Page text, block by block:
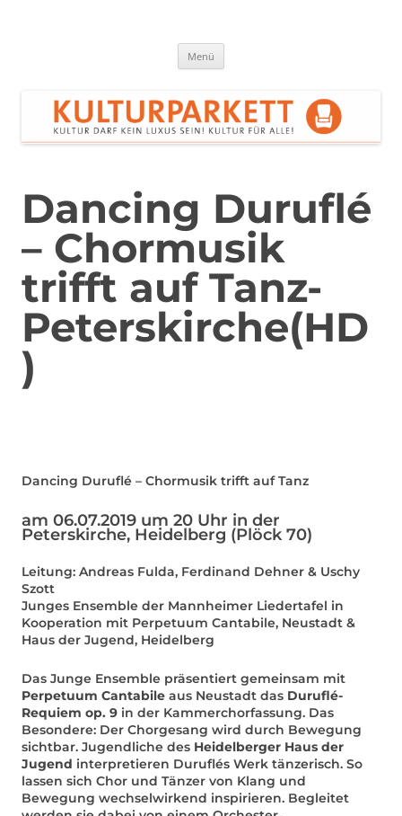
Menü
Dancing Duruflé
– Chormusik
trifft auf Tanz-
Peterskirche(HD
)
Dancing Duruflé – Chormusik trifft auf Tanz
am 06.07.2019 um 20 Uhr in der
Peterskirche, Heidelberg (Plöck 70)
Leitung: Andreas Fulda, Ferdinand Dehner & Uschy
Szott
Junges Ensemble der Mannheimer Liedertafel in
Kooperation mit Perpetuum Cantabile, Neustadt &
Haus der Jugend, Heidelberg
Das Junge Ensemble präsentiert gemeinsam mit
Perpetuum Cantabile aus Neustadt das Duruflé-
Requiem op. 9 in der Kammerchorfassung. Das
Besondere: Der Chorgesang wird durch Bewegung
sichtbar. Jugendliche des Heidelberger Haus der
Jugend interpretieren Duruflés Werk tänzerisch. So
lassen sich Chor und Tänzer von Klang und
Bewegung wechselwirkend inspirieren. Begleitet